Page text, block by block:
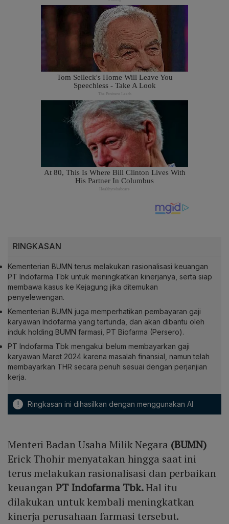
RINGKASAN
Kementerian BUMN terus melakukan rasionalisasi keuangan
PT Indofarma Tbk untuk meningkatkan kinerjanya, serta siap
membawa kasus ke Kejagung jika ditemukan
penyelewengan.
Kementerian BUMN juga memperhatikan pembayaran gaji
karyawan Indofarma yang tertunda, dan akan dibantu oleh
induk holding BUMN farmasi, PT Biofarma (Persero).
PT Indofarma Tbk mengakui belum membayarkan gaji
karyawan Maret 2024 karena masalah finansial, namun telah
membayarkan THR secara penuh sesuai dengan perjanjian
kerja.
! Ringkasan ini dihasilkan dengan menggunakan AI
Menteri Badan Usaha Milik Negara (BUMN)
Erick Thohir menyatakan hingga saat ini
terus melakukan rasionalisasi dan perbaikan
keuanganPT Indofarma Tbk.Hal itu
dilakukan untuk kembali meningkatkan
kinerja perusahaan farmasi tersebut.